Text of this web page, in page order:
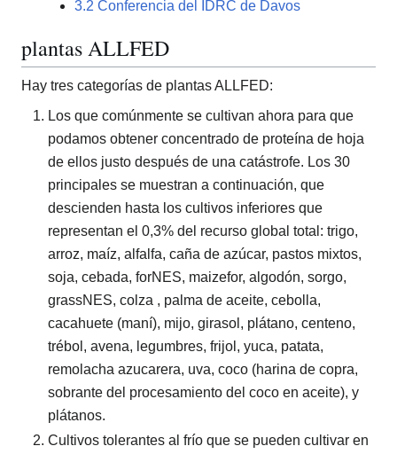
3.2 Conferencia del IDRC de Davos
plantas ALLFED
Hay tres categorías de plantas ALLFED:
Los que comúnmente se cultivan ahora para que
podamos obtener concentrado de proteína de hoja
de ellos justo después de una catástrofe. Los 30
principales se muestran a continuación, que
descienden hasta los cultivos inferiores que
representan el 0,3% del recurso global total: trigo,
arroz, maíz, alfalfa, caña de azúcar, pastos mixtos,
soja, cebada, forNES, maizefor, algodón, sorgo,
grassNES, colza , palma de aceite, cebolla,
cacahuete (maní), mijo, girasol, plátano, centeno,
trébol, avena, legumbres, frijol, yuca, patata,
remolacha azucarera, uva, coco (harina de copra,
sobrante del procesamiento del coco en aceite), y
plátanos.
Cultivos tolerantes al frío que se pueden cultivar en